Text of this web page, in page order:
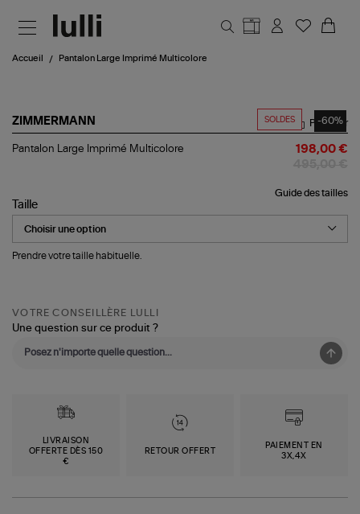
Accueil Pantalon Large Imprimé Multicolore
SOLDES -60%
ZIMMERMANN
Pantalon
Partager
Pantalon Large Imprimé Multicolore 198,00 €
Guide des tailles
Taille
Prendre votre taille habituelle.
VOTRE CONSEILLÈRE LULLI
Une question sur ce produit ?
LIVRAISON
OFFERTE DÈS 150
€
RETOUR OFFERT
PAIEMENT EN
3X,4X